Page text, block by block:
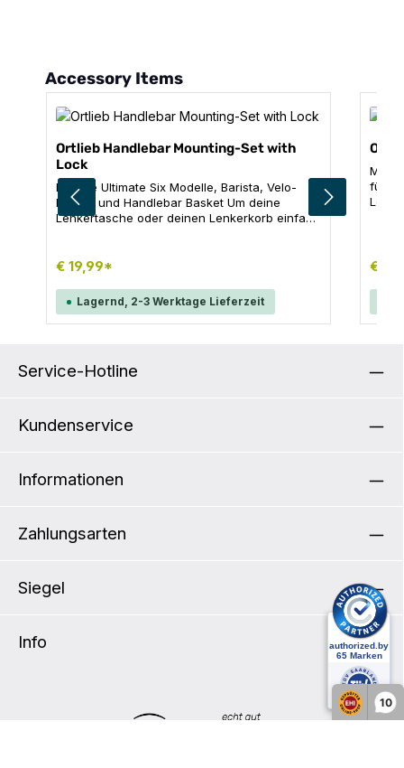
10
Produktgalerie überspringen
Accessory Items
Ortlieb Handlebar Mounting-Set with
Lock
Für alle Ultimate Six Modelle, Barista, Velo-
Pocket und Handlebar Basket Um deine
Lenkertasche oder deinen Lenkerkorb einfach
Lenkerhalterung auch separat. Idealerweise
dieser kann nachbestellt werden. Inhalt: 1x
abschließbarer Montageblock inkl. Drahtseil
und Schrauben 2x Schlüssel
€ 19,99*
Lagernd, 2-3 Werktage Lieferzeit
für
€
Service-Hotline
Kundenservice
Informationen
Zahlungsarten
Siegel
Info